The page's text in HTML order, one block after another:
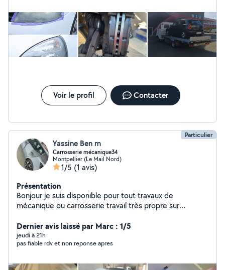
:7.69.05.75.38
Voir le profil Contacter
Particulier
Yassine Ben m
Carrosserie mécanique34
Montpellier (Le Mail Nord)
1/5 (1 avis)
Présentation
Bonjour je suis disponible pour tout travaux de
mécanique ou carrosserie travail très propre sur
Dernier avis laissé par Marc : 1/5
jeudi à 21h
pas fiable rdv et non reponse apres